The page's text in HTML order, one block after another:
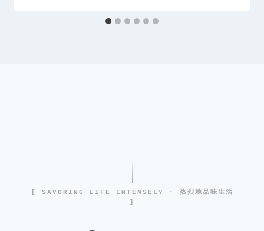
[ SAVORING LIFE INTENSELY · 热烈地品味生活
]